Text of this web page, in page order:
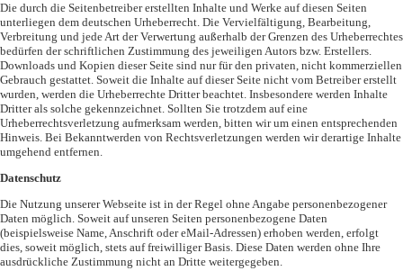
Die durch die Seitenbetreiber erstellten Inhalte und Werke auf diesen Seiten
unterliegen dem deutschen Urheberrecht. Die Vervielfältigung, Bearbeitung,
Verbreitung und jede Art der Verwertung außerhalb der Grenzen des Urheberrechtes
bedürfen der schriftlichen Zustimmung des jeweiligen Autors bzw. Erstellers.
Downloads und Kopien dieser Seite sind nur für den privaten, nicht kommerziellen
Gebrauch gestattet. Soweit die Inhalte auf dieser Seite nicht vom Betreiber erstellt
wurden, werden die Urheberrechte Dritter beachtet. Insbesondere werden Inhalte
Dritter als solche gekennzeichnet. Sollten Sie trotzdem auf eine
Urheberrechtsverletzung aufmerksam werden, bitten wir um einen entsprechenden
Hinweis. Bei Bekanntwerden von Rechtsverletzungen werden wir derartige Inhalte
umgehend entfernen.
Datenschutz
Die Nutzung unserer Webseite ist in der Regel ohne Angabe personenbezogener
Daten möglich. Soweit auf unseren Seiten personenbezogene Daten
(beispielsweise Name, Anschrift oder eMail-Adressen) erhoben werden, erfolgt
dies, soweit möglich, stets auf freiwilliger Basis. Diese Daten werden ohne Ihre
ausdrückliche Zustimmung nicht an Dritte weitergegeben.